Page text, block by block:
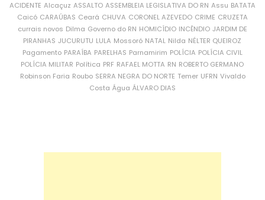
ACIDENTE Alcaçuz ASSALTO ASSEMBLEIA LEGISLATIVA DO RN Assu BATATA
Caicó CARAÚBAS Ceará CHUVA CORONEL AZEVEDO CRIME CRUZETA
currais novos Dilma Governo do RN HOMICÍDIO INCÊNDIO JARDIM DE
PIRANHAS JUCURUTU LULA Mossoró NATAL Nilda NÉLTER QUEIROZ
Pagamento PARAÍBA PARELHAS Parnamirim POLÍCIA POLÍCIA CIVIL
POLÍCIA MILITAR Política PRF RAFAEL MOTTA RN ROBERTO GERMANO
Robinson Faria Roubo SERRA NEGRA DO NORTE Temer UFRN Vivaldo
Costa Água ÁLVARO DIAS